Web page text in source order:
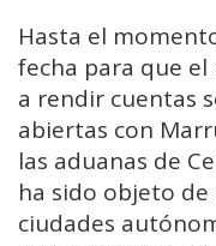
Hasta el
fecha para que
a rendir cuentas
abiertas con
las aduanas de
ha sido objeto de
ciudades